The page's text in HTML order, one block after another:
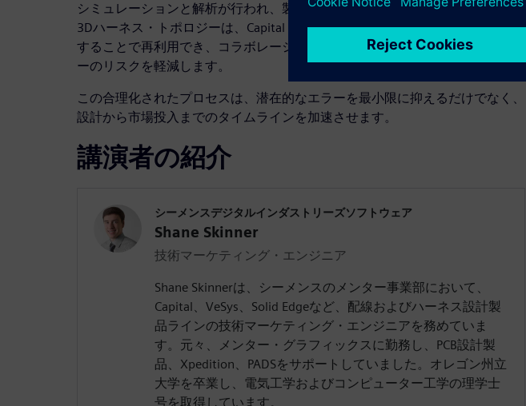
シミュレーションと解析が行われ、製品全体の品質が向上します。さらに、
3Dハーネス・トポロジーは、Capital Essentialsにインポートして2D表現に変換
することで再利用でき、コラボレーションを促進し、データの重複によるエラ
ーのリスクを軽減します。
この合理化されたプロセスは、潜在的なエラーを最小限に抑えるだけでなく、
設計から市場投入までのタイムラインを加速させます。
講演者の紹介
シーメンスデジタルインダストリーズソフトウェア
Shane Skinner
技術マーケティング・エンジニア
Shane Skinnerは、シーメンスのメンター事業部において、
Capital、VeSys、Solid Edgeなど、配線およびハーネス設計製
品ラインの技術マーケティング・エンジニアを務めていま
す。元々、メンター・グラフィックスに勤務し、PCB設計製
品、Xpedition、PADSをサポートしていました。オレゴン州立
大学を卒業し、電気工学およびコンピューター工学の理学士
号を取得しています。